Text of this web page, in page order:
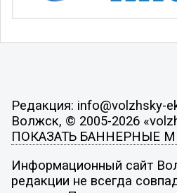
Редакция: info@volzhsky-
Волжск, © 2005-2026
ПОКАЗАТЬ БАННЕРНЫЕ
Информационный сайт
редакции не всегда